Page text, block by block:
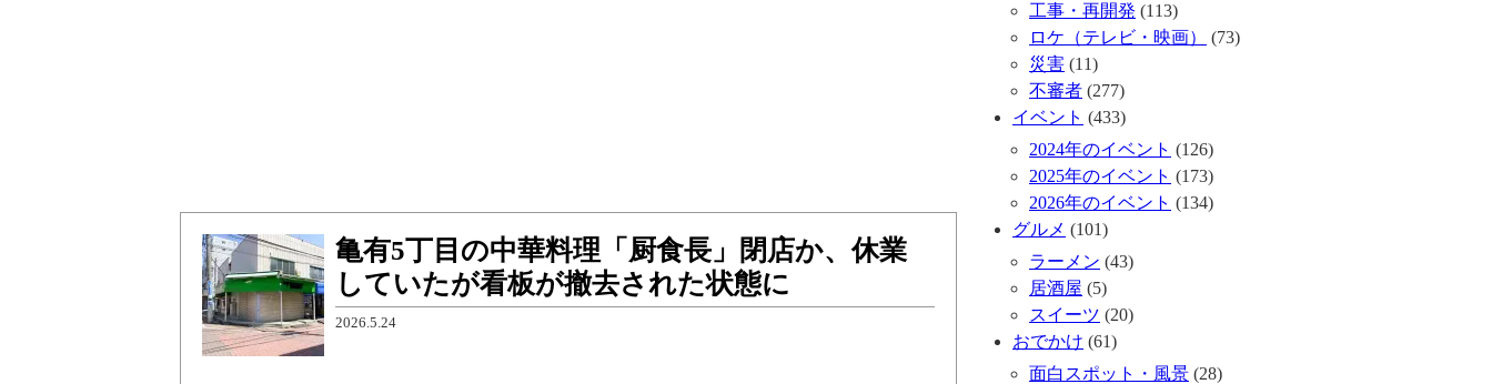
亀有5丁目の中華料理「厨食長」閉店か、休業
していたが看板が撤去された状態に
2026.5.24
工事・再開発 (113)
ロケ（テレビ・映画）
(73)
災害 (11)
不審者 (277)
イベント (433)
2024年のイベント (126)
2025年のイベント (173)
2026年のイベント (134)
グルメ (101)
ラーメン (43)
居酒屋 (5)
スイーツ (20)
おでかけ (61)
面白スポット・風景 (28)